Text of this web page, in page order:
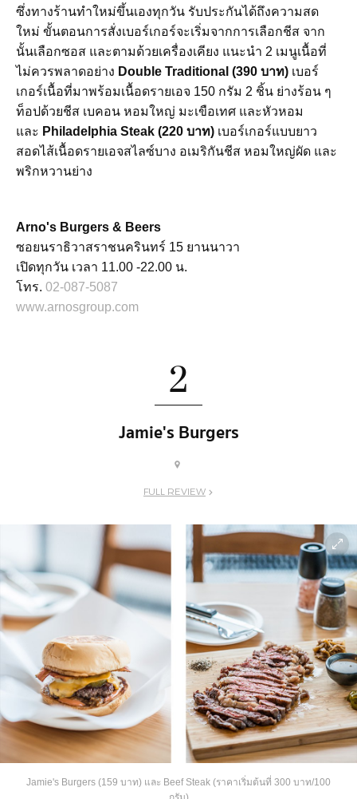
ซึ่งทางร้านทำใหม่ขึ้นเองทุกวัน รับประกันได้ถึงความสด
ใหม่ ขั้นตอนการสั่งเบอร์เกอร์จะเริ่มจากการเลือกชีส จาก
นั้นเลือกซอส และตามด้วยเครื่องเคียง แนะนำ 2 เมนูเนื้อที่
ไม่ควรพลาดอย่าง Double Traditional (390 บาท) เบอร์
เกอร์เนื้อที่มาพร้อมเนื้อดรายเอจ 150 กรัม 2 ชิ้น ย่างร้อน ๆ
ท็อปด้วยชีส เบคอน หอมใหญ่ มะเขือเทศ และหัวหอม
และ Philadelphia Steak (220 บาท) เบอร์เกอร์แบบยาว
สอดไส้เนื้อดรายเอจสไลซ์บาง อเมริกันชีส หอมใหญ่ผัด และ
พริกหวานย่าง
Arno's Burgers & Beers
ซอยนราธิวาสราชนครินทร์ 15 ยานนาวา
เปิดทุกวัน เวลา 11.00 -22.00 น.
โทร. 02-087-5087
www.arnosgroup.com
2
Jamie's Burgers
FULL REVIEW
Jamie's Burgers (159 บาท) และ Beef Steak (ราคาเริ่มต้นที่ 300 บาท/100